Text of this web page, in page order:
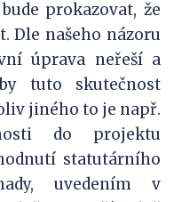
prokazovat, že
Dle našeho názoru
úprava neřeší a
tuto skutečnost
jiného to je např.
do projektu
statutárního
uvedením v